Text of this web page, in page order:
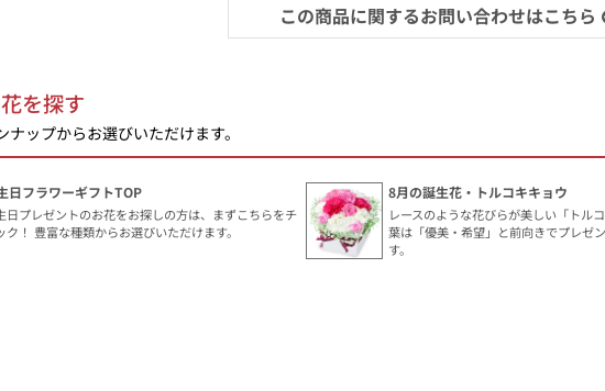
この商品に関するお問い合わせはこちら
を探す
ナップからお選びいただけます。
日フラワーギフトTOP
日プレゼントのお花をお探しの方は、まずこちらをチ
ク！ 豊富な種類からお選びいただけます。
8月の誕生花・トルコキキョウ
レースのような花びらが美しい「トル
葉は「優美・希望」と前向きでプレゼ
す。